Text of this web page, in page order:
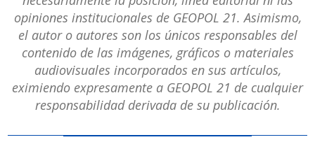
opiniones institucionales de GEOPOL 21. Asimismo,
el autor o autores son los únicos responsables del
contenido de las imágenes, gráficos o materiales
audiovisuales incorporados en sus artículos,
eximiendo expresamente a GEOPOL 21 de cualquier
responsabilidad derivada de su publicación.